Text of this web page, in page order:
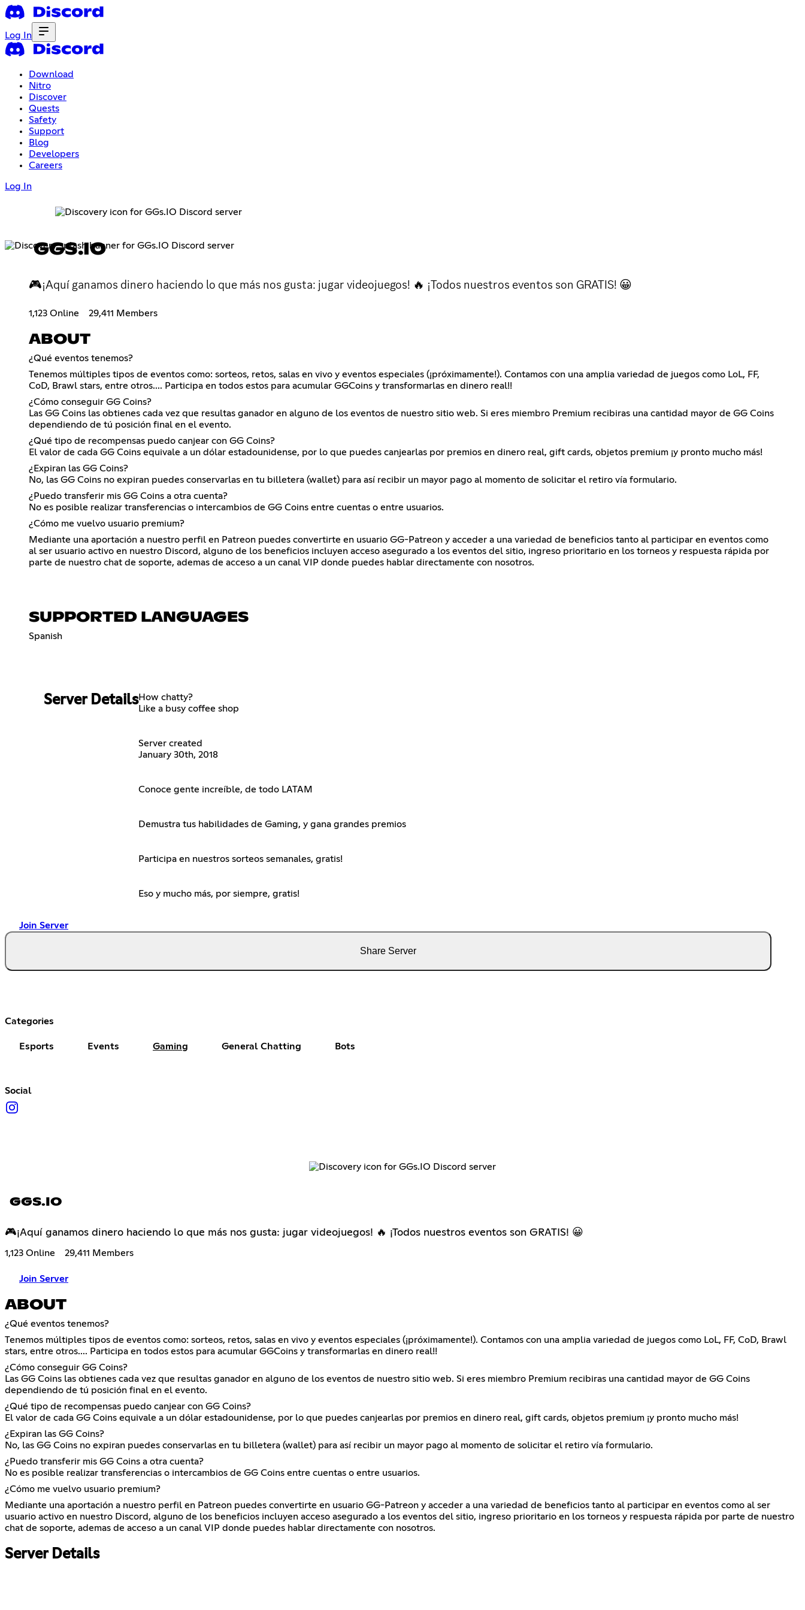
Log In
Download
Nitro
Discover
Quests
Safety
Support
Blog
Developers
Careers
Log In
GGS.IO
🎮¡Aquí ganamos dinero haciendo lo que más nos gusta: jugar videojuegos! 🔥 ¡Todos nuestros eventos son GRATIS! 😀
1,123 Online 29,411 Members
ABOUT
¿Qué eventos tenemos?
Tenemos múltiples tipos de eventos como: sorteos, retos, salas en vivo y eventos especiales (¡próximamente!). Contamos con una amplia variedad de juegos como LoL, FF,
CoD, Brawl stars, entre otros.... Participa en todos estos para acumular GGCoins y transformarlas en dinero real!!
¿Cómo conseguir GG Coins?
Las GG Coins las obtienes cada vez que resultas ganador en alguno de los eventos de nuestro sitio web. Si eres miembro Premium recibiras una cantidad mayor de GG Coins
dependiendo de tú posición final en el evento.
¿Qué tipo de recompensas puedo canjear con GG Coins?
El valor de cada GG Coins equivale a un dólar estadounidense, por lo que puedes canjearlas por premios en dinero real, gift cards, objetos premium ¡y pronto mucho más!
¿Expiran las GG Coins?
No, las GG Coins no expiran puedes conservarlas en tu billetera (wallet) para así recibir un mayor pago al momento de solicitar el retiro vía formulario.
¿Puedo transferir mis GG Coins a otra cuenta?
No es posible realizar transferencias o intercambios de GG Coins entre cuentas o entre usuarios.
¿Cómo me vuelvo usuario premium?
Mediante una aportación a nuestro perfil en Patreon puedes convertirte en usuario GG-Patreon y acceder a una variedad de beneficios tanto al participar en eventos como
al ser usuario activo en nuestro Discord, alguno de los beneficios incluyen acceso asegurado a los eventos del sitio, ingreso prioritario en los torneos y respuesta rápida por
parte de nuestro chat de soporte, ademas de acceso a un canal VIP donde puedes hablar directamente con nosotros.
SUPPORTED LANGUAGES
Spanish
Server DetailsHow chatty?
Like a busy coffee shop
Server created
January 30th, 2018
Conoce gente increíble, de todo LATAM
Demustra tus habilidades de Gaming, y gana grandes premios
Participa en nuestros sorteos semanales, gratis!
Eso y mucho más, por siempre, gratis!
Join Server
Share Server
Categories
Esports Events Gaming General Chatting Bots
Social
GGS.IO
🎮¡Aquí ganamos dinero haciendo lo que más nos gusta: jugar videojuegos! 🔥 ¡Todos nuestros eventos son GRATIS! 😀
1,123 Online 29,411 Members
Join Server
ABOUT
¿Qué eventos tenemos?
Tenemos múltiples tipos de eventos como: sorteos, retos, salas en vivo y eventos especiales (¡próximamente!). Contamos con una amplia variedad de juegos como LoL, FF, CoD, Brawl
stars, entre otros.... Participa en todos estos para acumular GGCoins y transformarlas en dinero real!!
¿Cómo conseguir GG Coins?
Las GG Coins las obtienes cada vez que resultas ganador en alguno de los eventos de nuestro sitio web. Si eres miembro Premium recibiras una cantidad mayor de GG Coins
dependiendo de tú posición final en el evento.
¿Qué tipo de recompensas puedo canjear con GG Coins?
El valor de cada GG Coins equivale a un dólar estadounidense, por lo que puedes canjearlas por premios en dinero real, gift cards, objetos premium ¡y pronto mucho más!
¿Expiran las GG Coins?
No, las GG Coins no expiran puedes conservarlas en tu billetera (wallet) para así recibir un mayor pago al momento de solicitar el retiro vía formulario.
¿Puedo transferir mis GG Coins a otra cuenta?
No es posible realizar transferencias o intercambios de GG Coins entre cuentas o entre usuarios.
¿Cómo me vuelvo usuario premium?
Mediante una aportación a nuestro perfil en Patreon puedes convertirte en usuario GG-Patreon y acceder a una variedad de beneficios tanto al participar en eventos como al ser
usuario activo en nuestro Discord, alguno de los beneficios incluyen acceso asegurado a los eventos del sitio, ingreso prioritario en los torneos y respuesta rápida por parte de nuestro
chat de soporte, ademas de acceso a un canal VIP donde puedes hablar directamente con nosotros.
Server Details